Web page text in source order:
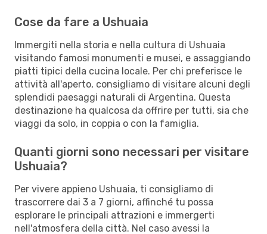
Cose da fare a Ushuaia
Immergiti nella storia e nella cultura di Ushuaia
visitando famosi monumenti e musei, e assaggiando
piatti tipici della cucina locale. Per chi preferisce le
attività all'aperto, consigliamo di visitare alcuni degli
splendidi paesaggi naturali di Argentina. Questa
destinazione ha qualcosa da offrire per tutti, sia che
viaggi da solo, in coppia o con la famiglia.
Quanti giorni sono necessari per visitare
Ushuaia?
Per vivere appieno Ushuaia, ti consigliamo di
trascorrere dai 3 a 7 giorni, affinché tu possa
esplorare le principali attrazioni e immergerti
nell'atmosfera della città. Nel caso avessi la